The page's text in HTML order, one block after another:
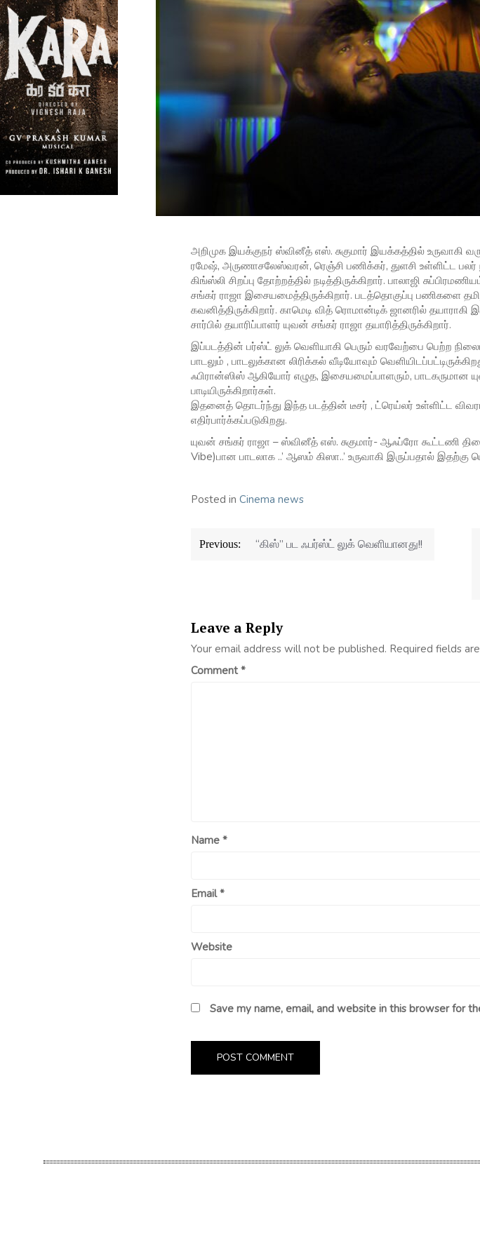
அறிமுக இயக்குநர் ஸ்வினீத் எஸ். சுகுமார் இயக்கத்தில் உருவாகி
ரமேஷ், அருணாசலேஸ்வரன், ரெஞ்சி பணிக்கர், துளசி உள்ளிட்ட பலர்
கிங்ஸ்லி சிறப்பு தோற்றத்தில் நடித்திருக்கிறார். பாலாஜி
சங்கர் ராஜா இசையமைத்திருக்கிறார். படத்தொகுப்பு
கவனித்திருக்கிறார். காமெடி வித் ரொமான்டிக் ஜானரில்
சார்பில் தயாரிப்பாளர் யுவன் சங்கர் ராஜா தயாரித்திருக்கிறார்.
இப்படத்தின் பர்ஸ்ட் லுக் வெளியாகி பெரும் வரவேற்பை பெற்ற
பாடலும் , பாடலுக்கான லிரிக்கல் வீடியோவும்
ஃபிரான்ஸிஸ் ஆகியோர் எழுத, இசையமைப்பாளரும்,
பாடியிருக்கிறார்கள்.
இதனைத் தொடர்ந்து இந்த படத்தின் டீசர் , ட்ரெய்லர் உள்ளிட்ட
எதிர்பார்க்கப்படுகிறது.
யுவன் சங்கர் ராஜா – ஸ்வினீத் எஸ். சுகுமார்- ஆஃப்ரோ கூட்டணி
Vibe)பான பாடலாக ..’ ஆஸம் கிஸா..’ உருவாகி இருப்பதால் இதற்கு
Posted in Cinema news
Post
navigation
Previous: “கிஸ்” பட ஃபர்ஸ்ட் லுக் வெளியானது!!
Leave a Reply
Your email address will not be published. Required fields
Comment*
Name *
Email*
Website
Save my name, email, and website in this browser for